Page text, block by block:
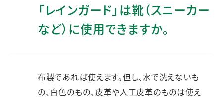
「レインガード」は靴（スニーカー
など）に使用できますか。
布製であれば使えます。但し、水で洗えないも
の、白色のもの、皮革や人工皮革のものは使え